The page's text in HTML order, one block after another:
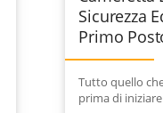
Sicurezza
Primo
Tutto quello
prima di